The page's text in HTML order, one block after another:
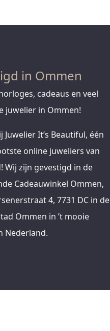
in Ommen
cadeaus en veel
juwelier in Ommen!
Juwelier It’s Beautiful, één
online juweliers van
Wij zijn gevestigd in de
Cadeauwinkel Ommen,
4, 7731 DC in de
Ommen in ’t mooie
Nederland.